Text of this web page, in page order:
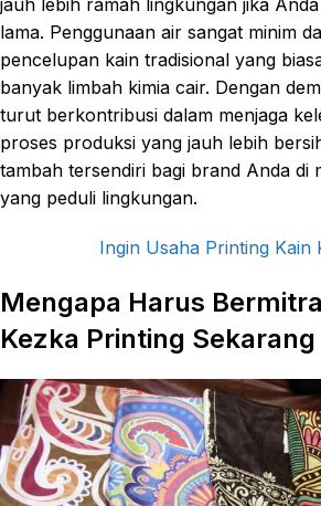
jauh lebih ramah lingkungan jika
lama. Penggunaan air sangat minim
pencelupan kain tradisional yang
banyak limbah kimia cair. Dengan
turut berkontribusi dalam menjaga
proses produksi yang jauh lebih
tambah tersendiri bagi brand Anda di
yang peduli lingkungan.
Ingin Usaha Printing Kain
Mengapa Harus
Kezka Printing Sekarang